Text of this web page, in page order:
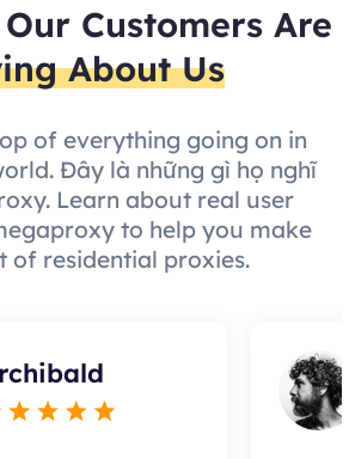
Customers Are
About Us
of everything going on in
Đây là những gì họ nghĩ
Learn about real user
to help you make
of residential proxies.